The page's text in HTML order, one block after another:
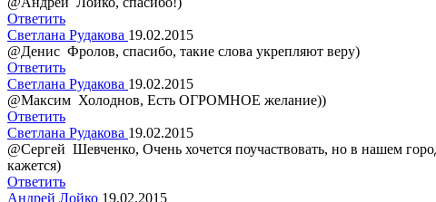
Ответить
Светлана Рудакова 19.02.2015
@Денис Фролов, спасибо, такие слова укрепляют веру)
Ответить
Светлана Рудакова 19.02.2015
@Максим Холоднов, Есть ОГРОМНОЕ желание))
Ответить
Светлана Рудакова 19.02.2015
@Сергей Шевченко, Очень хочется поучаствовать, но в нашем
кажется)
Ответить
Андрей Лойко 19.02.2015